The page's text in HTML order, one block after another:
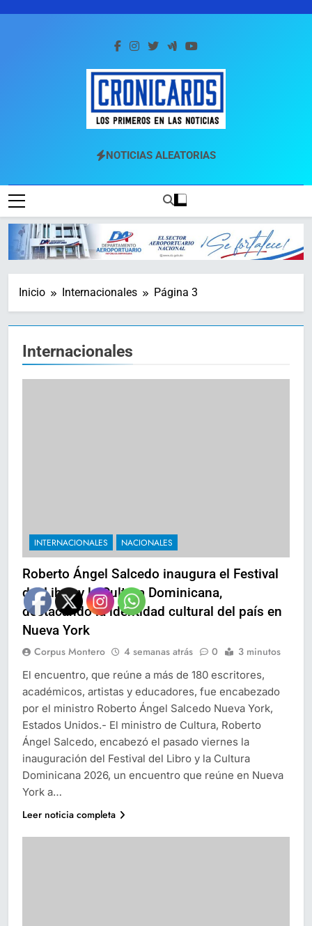
Cronicards
Los Primeros En Las Noticias
NOTICIAS ALEATORIAS
Inicio Internacionales Página 3
Internacionales
INTERNACIONALES NACIONALES
Roberto Ángel Salcedo inaugura el Festival
del Libro y la Cultura Dominicana,
destacando la identidad cultural del país en
Nueva York
Corpus Montero 4 semanas atrás 0 3 minutos
El encuentro, que reúne a más de 180 escritores,
académicos, artistas y educadores, fue encabezado
por el ministro Roberto Ángel Salcedo Nueva York,
Estados Unidos.- El ministro de Cultura, Roberto
Ángel Salcedo, encabezó el pasado viernes la
inauguración del Festival del Libro y la Cultura
Dominicana 2026, un encuentro que reúne en Nueva
York a…
Leer noticia completa